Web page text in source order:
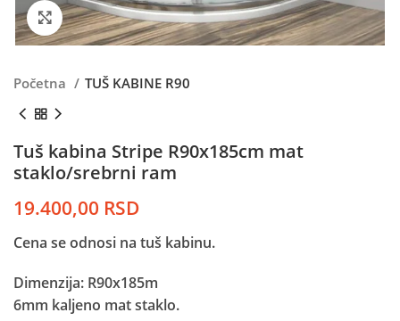
Kliknite da uvećate
Početna TUŠ KABINE R90
Tuš kabina Stripe R90x185cm mat
staklo/srebrni ram
19.400,00 RSD
Cena se odnosi na tuš kabinu.
Dimenzija: R90x185m
6mm kaljeno mat staklo.